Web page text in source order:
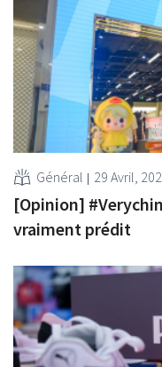
Général 29 Avril,
[Opinion]
vraiment prédit